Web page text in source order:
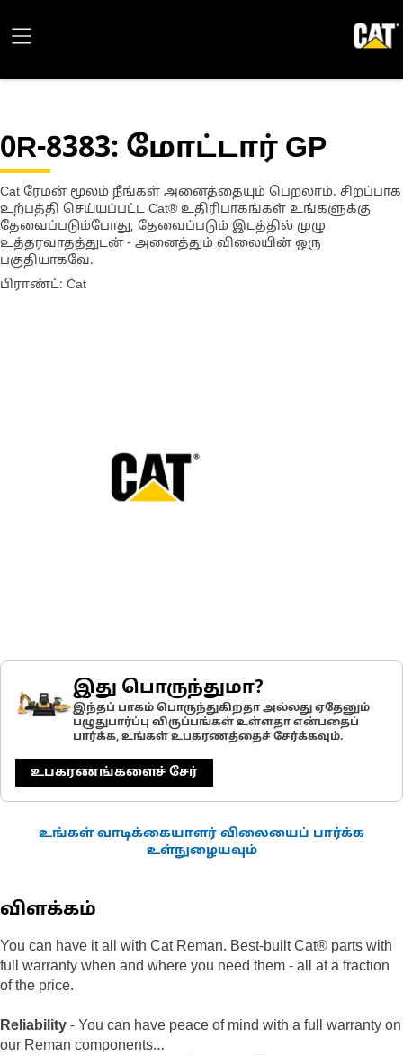
0R-8383: மோட்டார் GP
Cat ரேமன் மூலம் நீங்கள் அனைத்தையும் பெறலாம். சிறப்பாக
உற்பத்தி செய்யப்பட்ட Cat® உதிரிபாகங்கள் உங்களுக்கு
தேவைப்படும்போது, தேவைப்படும் இடத்தில் முழு
உத்தரவாதத்துடன் - அனைத்தும் விலையின் ஒரு
பகுதியாகவே.
பிராண்ட்: Cat
இது பொருந்துமா?
இந்தப் பாகம் பொருந்துகிறதா அல்லது ஏதேனும்
பழுதுபார்ப்பு விருப்பங்கள் உள்ளதா என்பதைப்
பார்க்க, உங்கள் உபகரணத்தைச் சேர்க்கவும்.
உபகரணங்களைச் சேர்
உங்கள் வாடிக்கையாளர் விலையைப் பார்க்க
உள்நுழையவும்
விளக்கம்
You can have it all with Cat Reman. Best-built Cat® parts with
full warranty when and where you need them - all at a fraction
of the price.
Reliability - You can have peace of mind with a full warranty on
our Reman components